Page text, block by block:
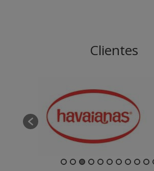
Clientes